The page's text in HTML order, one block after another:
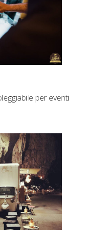
per eventi